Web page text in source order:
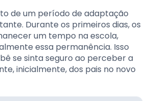
de um período de adaptação
Durante os primeiros dias, os
um tempo na escola,
essa permanência. Isso
se sinta seguro ao perceber a
inicialmente, dos pais no novo